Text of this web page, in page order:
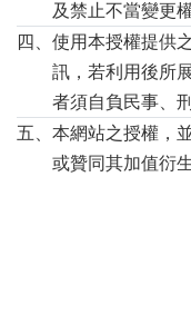
及禁止不當變更權
四、 使用本授權提供
訊，若利用後所
者須自負民事、
五、 本網站之授權，
或贊同其加值衍